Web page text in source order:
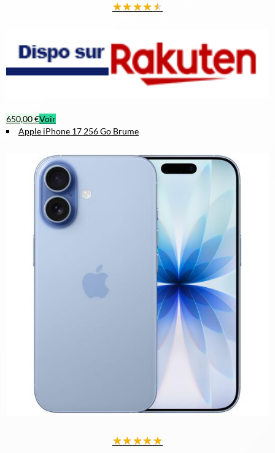
★★★★★
650,00 €Voir
Apple iPhone 17 256 Go Brume
★★★★★